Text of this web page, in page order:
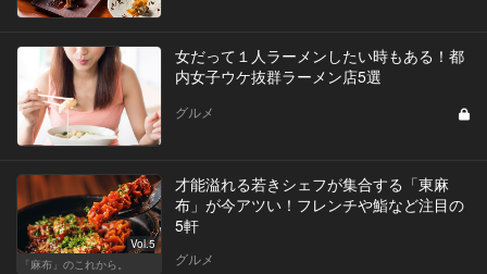
女だって１人ラーメンしたい時もある！都
内女子ウケ抜群ラーメン店5選
グルメ
Vol.5
「麻布」のこれから。
才能溢れる若きシェフが集合する「東麻
布」が今アツい！フレンチや鮨など注目の
5軒
グルメ